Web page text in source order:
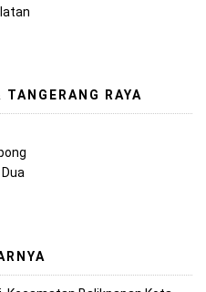
RAYA